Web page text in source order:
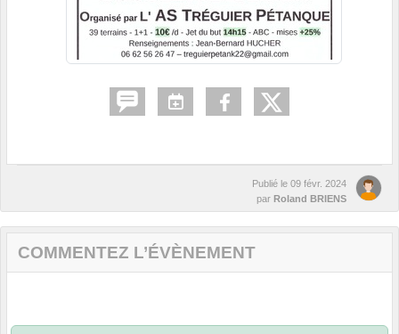
Publié le 09 févr. 2024
par Roland BRIENS
COMMENTEZ L’ÉVÈNEMENT